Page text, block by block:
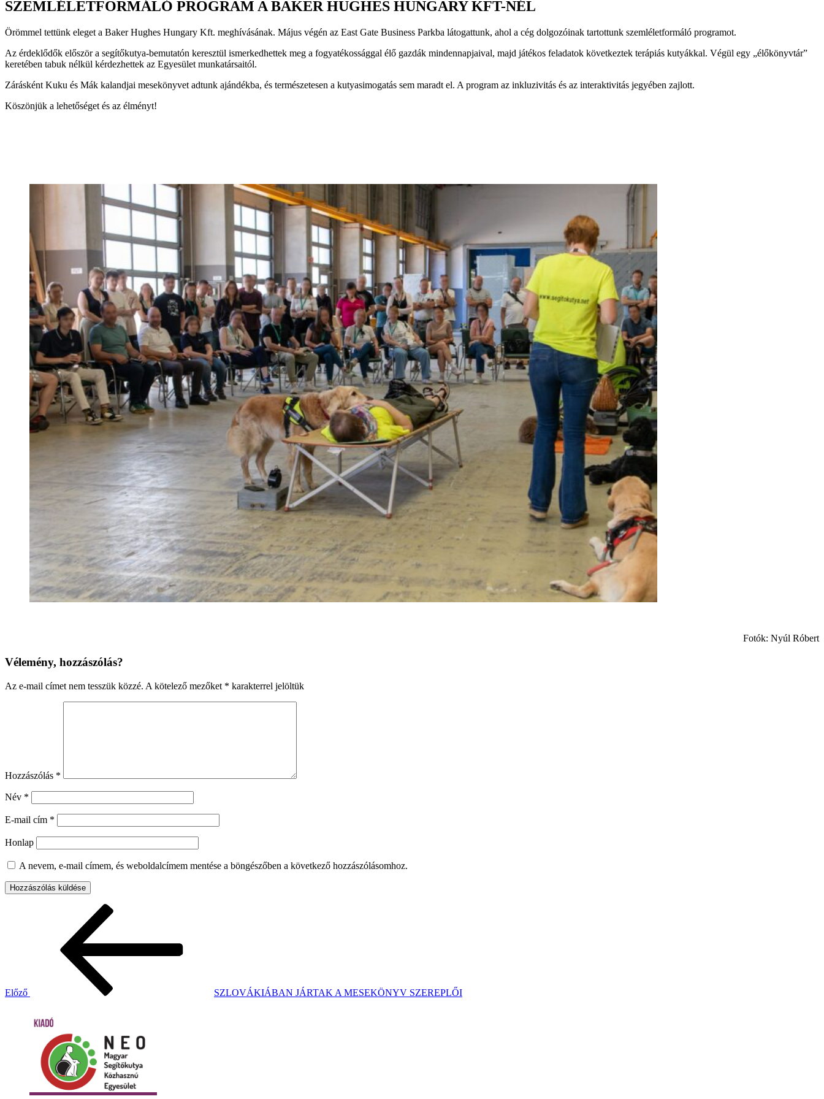
SZEMLÉLETFORMÁLÓ PROGRAM A BAKER HUGHES HUNGARY KFT-NÉL
Örömmel tettünk eleget a Baker Hughes Hungary Kft. meghívásának. Május végén az East Gate Business Parkba látogattunk, ahol a cég dolgozóinak tartottunk szemléletformáló programot.
Az érdeklődők először a segítőkutya-bemutatón keresztül ismerkedhettek meg a fogyatékossággal élő gazdák mindennapjaival, majd játékos feladatok következtek terápiás kutyákkal. Végül egy „élőkönyvtár”
keretében tabuk nélkül kérdezhettek az Egyesület munkatársaitól.
Zárásként Kuku és Mák kalandjai mesekönyvet adtunk ajándékba, és természetesen a kutyasimogatás sem maradt el. A program az inkluzivitás és az interaktivitás jegyében zajlott.
Köszönjük a lehetőséget és az élményt!
Fotók: Nyúl Róbert
Vélemény, hozzászólás?
Az e-mail címet nem tesszük közzé. A kötelező mezőket * karakterrel jelöltük
Hozzászólás *
Név *
E-mail cím *
Honlap
A nevem, e-mail címem, és weboldalcímem mentése a böngészőben a következő hozzászólásomhoz.
Előző SZLOVÁKIÁBAN JÁRTAK A MESEKÖNYV SZEREPLŐI